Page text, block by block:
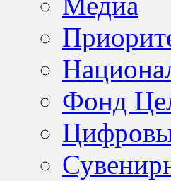
Фонд